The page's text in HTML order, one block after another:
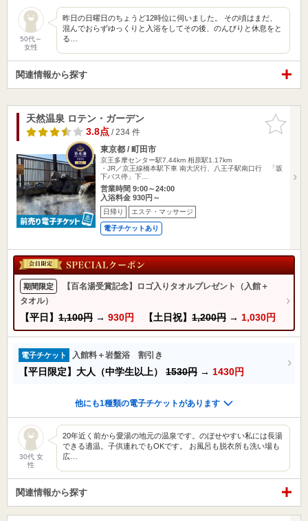
50代～
女性
昨日の日曜日のちょうど12時位に伺いました。 その頃はまだ、
混んでおらずゆっくりと入浴をしてその後、のんびりと休息をと
る…
関連情報から探す
お気に入
りに追加
天然温泉 ロテン・ガーデン
3.8点/ 234 件
東京都 / 町田市
京王多摩センター駅7.44km 相原駅1.17km
・JR／京王線橋本駅下車 南大沢行、八王子駅南口行 「坂
下バス停」下…
営業時間 9:00～24:00
入浴料金 930円～
日帰り エステ・マッサージ
電子チケットあり
期間限定
【百名湯受賞記念】ロゴ入りタオルプレゼント（入館＋
タオル）
【平日】 1,100円 → 930円 【土日祝】 1,200円 → 1,030円
電子チケット 入館料＋岩盤浴 割引き
【平日限定】大人（中学生以上） 1530円 → 1430円
他にも1種類の電子チケットがあります
30代 女
性
20年近く前から愛湯の地元の温泉です。のぼせやすい私には長湯
できる適温。子供連れでもOKです。 お風呂も脱衣所も洗い場も
広…
関連情報から探す